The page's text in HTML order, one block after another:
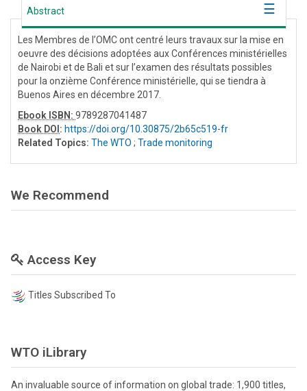
Abstract
Les Membres de l’OMC ont centré leurs travaux sur la mise en
oeuvre des décisions adoptées aux Conférences ministérielles
de Nairobi et de Bali et sur l’examen des résultats possibles
pour la onzième Conférence ministérielle, qui se tiendra à
Buenos Aires en décembre 2017.
Ebook ISBN: 9789287041487
Book DOI : https://doi.org/10.30875/2b65c519-fr
Related Topics: The WTO ; Trade monitoring
We Recommend
Access Key
Titles Subscribed To
WTO iLibrary
An invaluable source of information on global trade: 1,900 titles,